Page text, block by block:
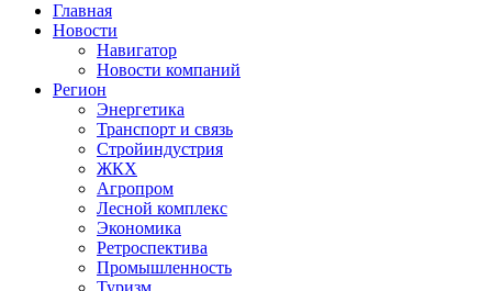
Главная
Новости
Навигатор
Новости компаний
Регион
Энергетика
Транспорт и связь
Стройиндустрия
ЖКХ
Агропром
Лесной комплекс
Экономика
Ретроспектива
Промышленность
Туризм